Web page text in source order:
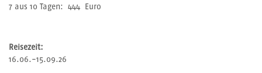
7 aus 10 Tagen: 444 Euro
Reisezeit:
16.06.-15.09.26